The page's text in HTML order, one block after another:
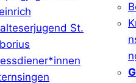
St.